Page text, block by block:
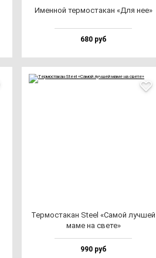
Имен­ной тер­мос­та­кан «Для нее»
680 руб
Тер­мос­та­кан Ste­el «Самой луч­шей
ма­ме на све­те»
990 руб